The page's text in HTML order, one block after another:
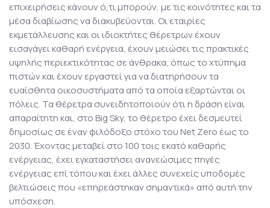
επιχειρήσεις κάνουν ό,τι μπορούν, με τις κοινότητες και τα
μέσα διαβίωσης να διακυβεύονται. Οι εταιρίες
εκμετάλλευσης και οι ιδιοκτήτες θέρετρων έχουν
εισαγάγει καθαρή ενέργεια, έχουν μειώσει τις πρακτικές
υψηλής περιεκτικότητας σε άνθρακα, όπως το χτύπημα
πιστών και έχουν εργαστεί για να διατηρήσουν τα
ευαίσθητα οικοσυστήματα από τα οποία εξαρτώνται οι
πόλεις. Τα θέρετρα συνειδητοποιούν ότι η δράση είναι
απαραίτητη και, στο Big Sky, το θέρετρο έχει δεσμευτεί
δημοσίως σε έναν φιλόδοξο στόχο του Net Zero έως το
2030. Έχοντας μεταβεί στο 100 τοις εκατό καθαρής
ενέργειας, έχει εγκαταστήσει ανανεώσιμες πηγές
ενέργειας επί τόπου και έχει άλλες συνεχείς υποδομές
βελτιώσεις που «επηρεάστηκαν σημαντικά» από αυτή την
υπόσχεση.